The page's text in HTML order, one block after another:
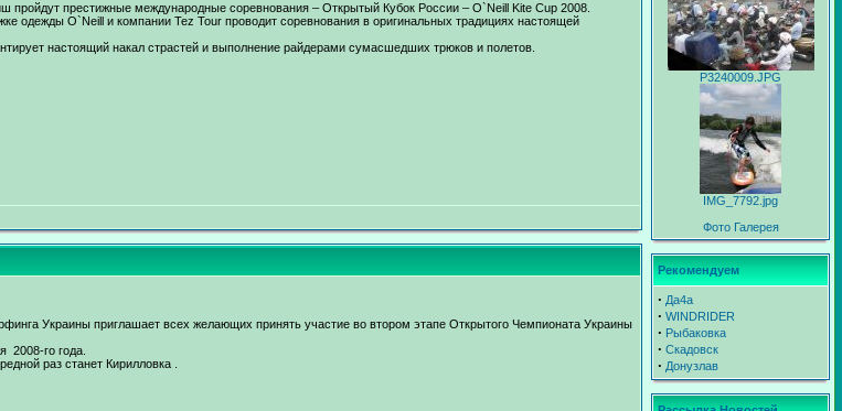
пройдут престижные международные соревнования – Открытый Кубок России – O`Neill Kite Cup 2008.
одежды O`Neill и компании Tez Tour проводит соревнования в оригинальных традициях настоящей
настоящий накал страстей и выполнение райдерами сумасшедших трюков и полетов.
Украины приглашает всех желающих принять участие во втором этапе Открытого Чемпионата Украины
2008-го года.
раз станет Кирилловка .
P3240009.JPG
IMG_7792.jpg
Фото Галерея
Рекомендуем
∙ Да4а
∙ WINDRIDER
∙ Рыбаковка
∙ Скадовск
∙ Донузлав